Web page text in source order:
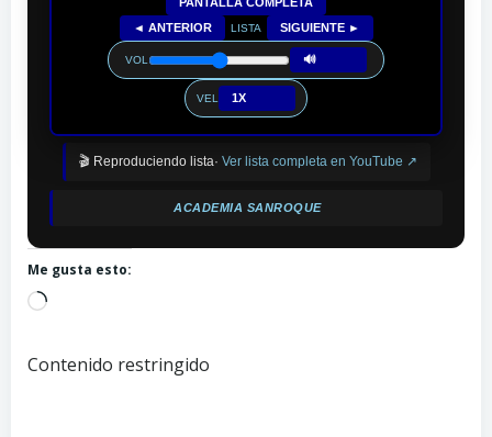
PANTALLA COMPLETA
◄ ANTERIOR
LISTA SIGUIENTE ►
VOL 🔊
VEL 1X
🎬 Reproduciendo lista· Ver lista completa en YouTube ↗
ACADEMIA SANROQUE
Me gusta esto:
Cargando...
Contenido restringido